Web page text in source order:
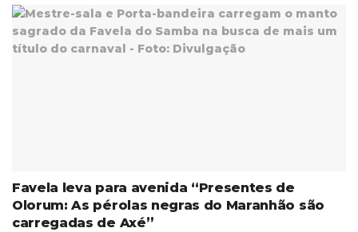
Favela leva para avenida “Presentes de
Olorum: As pérolas negras do Maranhão são
carregadas de Axé”